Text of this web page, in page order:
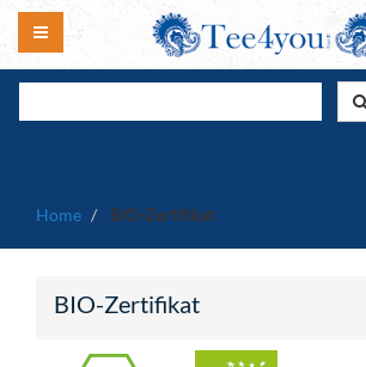
Home BIO-Zertifikat
BIO-Zertifikat